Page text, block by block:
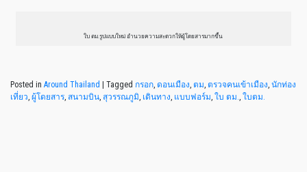
ใบ ตม.รูปแบบใหม่ อำนวยความสะดวกให้ผู้โดยสารมากขึ้น
Posted in Around Thailand Tagged กรอก, ดอนเมือง, ตม, ตรวจคนเข้าเมือง, นักท่อง
เที่ยว, ผู้โดยสาร, สนามบิน, สุวรรณภูมิ, เดินทาง, แบบฟอร์ม, ใบ ตม., ใบตม.